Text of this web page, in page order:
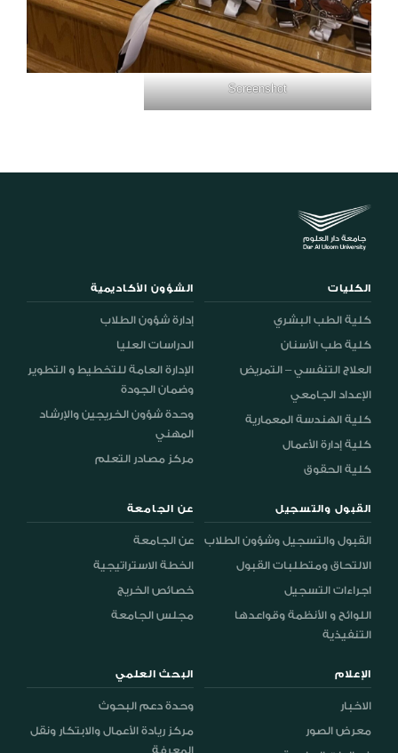
Screenshot
الكليات
كلية الطب البشري
كلية طب الأسنان
العلاج التنفسي – التمريض
الإعداد الجامعي
كلية الهندسة المعمارية
كلية إدارة الأعمال
كلية الحقوق
الشؤون الأكاديمية
إدارة شؤون الطلاب
الدراسات العليا
الإدارة العامة للتخطيط و التطوير
وضمان الجودة
وحدة شؤون الخريجين والإرشاد
المهني
مركز مصادر التعلم
القبول والتسجيل
القبول والتسجيل وشؤون الطلاب
الالتحاق ومتطلبات القبول
اجراءات التسجيل
اللوائح و الأنظمة وقواعدها
التنفيذية
عن الجامعة
عن الجامعة
الخطة الاستراتيجية
خصائص الخريج
مجلس الجامعة
الإعلام
الاخبار
معرض الصور
البحث العلمي
وحدة دعم البحوث
مركز ريادة الأعمال والابتكار ونقل
المعرفة